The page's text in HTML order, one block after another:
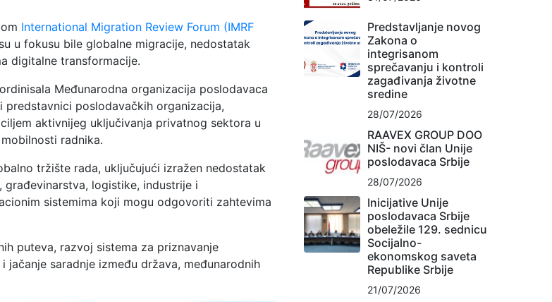
International Migration Review Forum (IMRF
u fokusu bile globalne migracije, nedostatak
digitalne transformacije.
Međunarodna organizacija poslodavaca
predstavnici poslodavačkih organizacija,
aktivnijeg uključivanja privatnog sektora u
radnika.
tržište rada, uključujući izražen nedostatak
logistike, industrije i
sistemima koji mogu odgovoriti zahtevima
puteva, razvoj sistema za priznavanje
saradnje između država, međunarodnih
Predstavljanje novog
Zakona o
integrisanom
sprečavanju i kontroli
zagađivanja životne
sredine
28/07/2026
RAAVEX GROUP DOO
NIŠ- novi član Unije
poslodavaca Srbije
28/07/2026
Inicijative Unije
poslodavaca Srbije
obeležile 129. sednicu
Socijalno-
ekonomskog saveta
Republike Srbije
21/07/2026